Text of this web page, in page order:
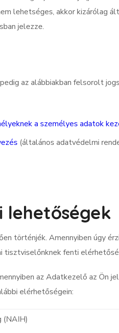
lehetséges, akkor kizárólag
jelezze.
az alábbiakban felsorolt
a személyes adatok
(általános adatvédelmi
lehetőségek
történjék. Amennyiben úgy
tisztviselőnknek fenti
az Adatkezelő az Ön
elérhetőségein:
(NAIH)